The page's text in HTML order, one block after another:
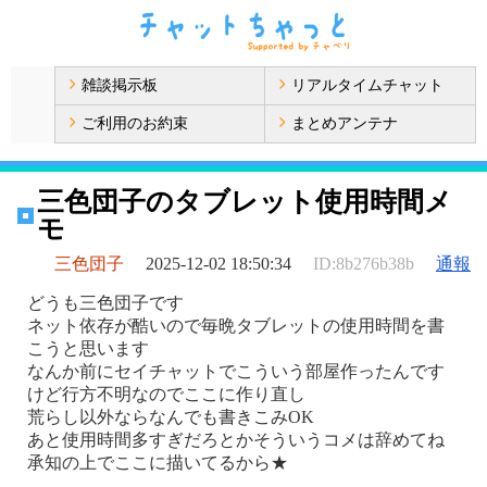
雑談掲示板 リアルタイムチャット
ご利用のお約束 まとめアンテナ
三色団子のタブレット使用時間メ
モ
三色団子 2025-12-02 18:50:34 ID:8b276b38b 通報
どうも三色団子です
ネット依存が酷いので毎晩タブレットの使用時間を書
こうと思います
なんか前にセイチャットでこういう部屋作ったんです
けど行方不明なのでここに作り直し
荒らし以外ならなんでも書きこみOK
あと使用時間多すぎだろとかそういうコメは辞めてね
承知の上でここに描いてるから★